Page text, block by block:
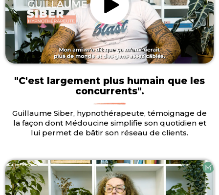
"C'est largement plus humain que les
concurrents".
Guillaume Siber, hypnothérapeute, témoignage de
la façon dont Médoucine simplifie son quotidien et
lui permet de bâtir son réseau de clients.